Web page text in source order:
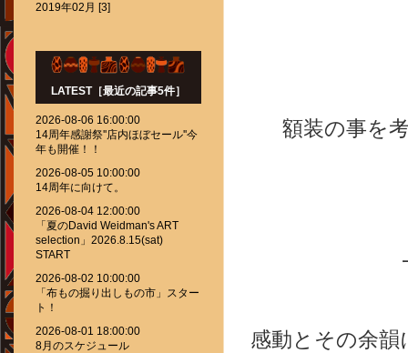
額装の事を
感動とその余
2019年02月 [3]
LATEST［最近の記事5件］
2026-08-06 16:00:00
14周年感謝祭''店内ほぼセール''今
年も開催！！
2026-08-05 10:00:00
14周年に向けて。
2026-08-04 12:00:00
「夏のDavid Weidman's ART
selection」2026.8.15(sat)
START
2026-08-02 10:00:00
「布もの掘り出しもの市」スター
ト！
2026-08-01 18:00:00
8月のスケジュール